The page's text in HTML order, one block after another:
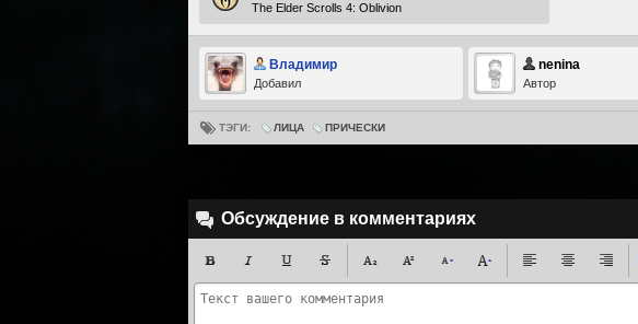
The Elder Scrolls 4: Oblivion
Владимир
Добавил
nenina
Автор
ТЭГИ: ЛИЦА ПРИЧЕСКИ
Обсуждение в комментариях